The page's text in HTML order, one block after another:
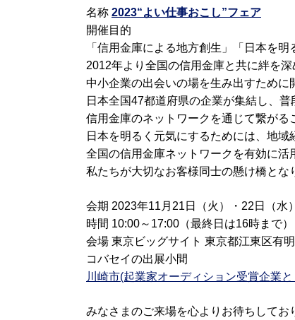
名称 2023“よい仕事おこし”フェア
開催目的
「信用金庫による地方創生」「日本を
2012年より全国の信用金庫と共に絆を深
中小企業の出会いの場を生み出すために
日本全国47都道府県の企業が集結し、
信用金庫のネットワークを通じて繋がる
日本を明るく元気にするためには、地域
全国の信用金庫ネットワークを有効に活
私たちが大切なお客様同士の懸け橋とな
会期 2023年11月21日（火）・22日（水）
時間 10:00～17:00（最終日は16時まで）
会場 東京ビッグサイト 東京都江東区有
コバセイの出展小間
川崎市(起業家オーディション受賞企業
みなさまのご来場を心よりお待ちしてお